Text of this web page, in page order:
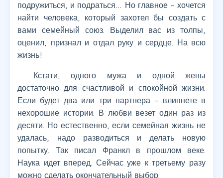
подружиться, и подраться… Но главное – хочется
найти человека, который захотел бы создать с
вами семейный союз. Выделил вас из толпы,
оценил, признал и отдал руку и сердце. На всю
жизнь!
Кстати, одного мужа и одной жены
достаточно для счастливой и спокойной жизни.
Если будет два или три партнера – влипнете в
нехорошие истории. В любви везет один раз из
десяти. Но естественно, если семейная жизнь не
удалась, надо разводиться и делать новую
попытку. Так писал Франкл в прошлом веке.
Наука идет вперед. Сейчас уже к третьему разу
можно сделать окончательный выбор.